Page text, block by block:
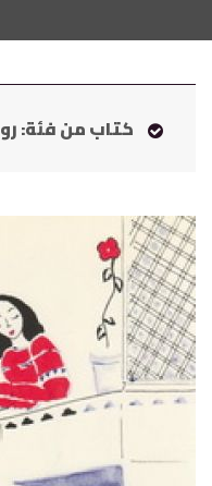
كتاب من فئة: